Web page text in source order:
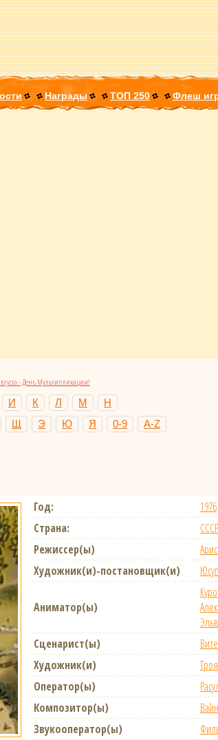
Награды ТОП 250 Флеш
- День Мультипликации!
И К Л М
Н
Щ Э Ю Я 0-9 A-Z
Год:
1976
Страна:
СССР
Режиссер(ы)
Художник(и)-постановщик(и)
Аниматор(ы)
Сценарист(ы)
Художник(и)
Оператор(ы)
Композитор(ы)
Звукооператор(ы)